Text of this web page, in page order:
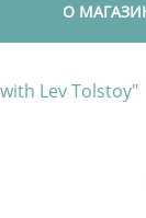
О
Lev Tolstoy"